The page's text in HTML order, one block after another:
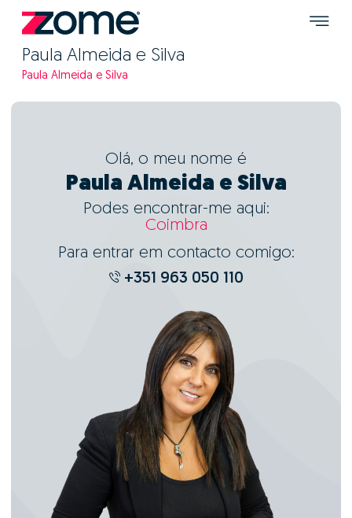
Paula Almeida e Silva
Paula Almeida e Silva
Olá, o meu nome é
Paula Almeida e Silva
Podes encontrar-me aqui:
Coimbra
Para entrar em contacto comigo:
+351 963 050 110